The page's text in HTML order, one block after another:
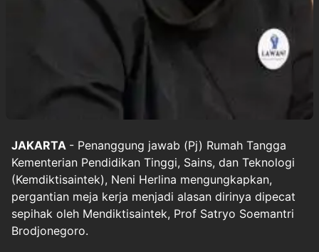
JAKARTA - Penanggung jawab (Pj) Rumah Tangga
Kementerian Pendidikan Tinggi, Sains, dan Teknologi
(Kemdiktisaintek), Neni Herlina mengungkapkan,
pergantian meja kerja menjadi alasan dirinya dipecat
sepihak oleh Mendiktisaintek, Prof Satryo Soemantri
Brodjonegoro.